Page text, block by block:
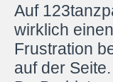
Auf
wirklich
Frustration
auf der